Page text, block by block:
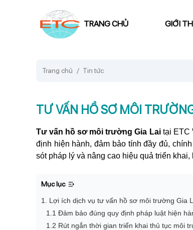
TRANG CHỦ GIỚI
Trang chủ Tin tức
TƯ VẤN HỒ SƠ MÔI
Tư vấn hồ sơ môi trường Gia Laitại ETC
định hiện hành, đảm bảo tính đầy đủ,
sót pháp lý và nâng cao hiệu quả triển
Mục lục
1. Lợi ích dịch vụ tư vấn hồ sơ môi trường Gia
1.1 Đảm bảo đúng quy định pháp luật hiện
1.2 Rút ngắn thời gian triển khai thủ tục môi